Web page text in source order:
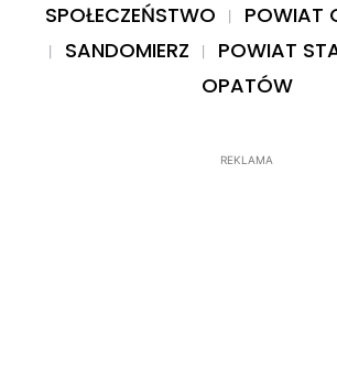
SPOŁECZEŃSTWO
POWIAT
SANDOMIERZ
POWIAT
OPATÓW
REKLAMA